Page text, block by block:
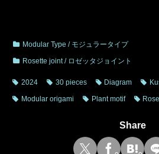
Modular Type / モジュラータイプ
Rosette joint / ロゼッタジョイント
2024 30 pieces Diagram
Modular origami
Plant motif
Share